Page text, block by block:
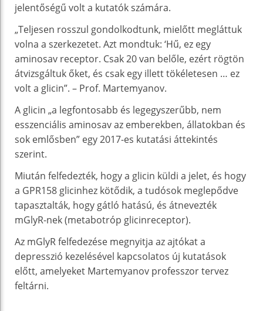
jelentőségű volt a kutatók számára.
„Teljesen rosszul gondolkodtunk, mielőtt megláttuk
volna a szerkezetet. Azt mondtuk: ‘Hű, ez egy
aminosav receptor. Csak 20 van belőle, ezért rögtön
átvizsgáltuk őket, és csak egy illett tökéletesen … ez
volt a glicin”. – Prof. Martemyanov.
A glicin „a legfontosabb és legegyszerűbb, nem
esszenciális aminosav az emberekben, állatokban és
sok emlősben” egy 2017-es kutatási áttekintés
szerint.
Miután felfedezték, hogy a glicin küldi a jelet, és hogy
a GPR158 glicinhez kötődik, a tudósok meglepődve
tapasztalták, hogy gátló hatású, és átnevezték
mGlyR-nek (metabotróp glicinreceptor).
Az mGlyR felfedezése megnyitja az ajtókat a
depresszió kezelésével kapcsolatos új kutatások
előtt, amelyeket Martemyanov professzor tervez
feltárni.